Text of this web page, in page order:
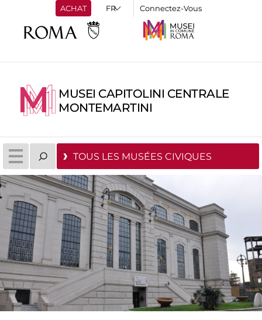
ACHAT Connectez-Vous
MUSEI CAPITOLINI CENTRALE
MONTEMARTINI
TOUS LES MUSÉES CIVIQUES